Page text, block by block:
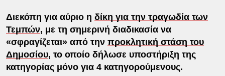
Διεκόπη για αύριο η δίκη για την τραγωδία των
Τεμπών, με τη σημερινή διαδικασία να
«σφραγίζεται» από την προκλητική στάση του
Δημοσίου, το οποίο δήλωσε υποστήριξη της
κατηγορίας μόνο για 4 κατηγορούμενους.